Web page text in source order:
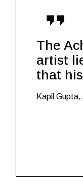
The
artist
that
Kapil